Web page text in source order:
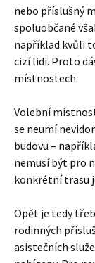
nebo příslušný
spoluobčané
například kvůli
cizí lidi. Proto
místnostech.
Volební
se neumí
budovu –
nemusí být pro
konkrétní trasu
Opět je tedy
rodinných
asistečních